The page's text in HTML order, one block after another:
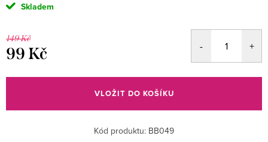
Skladem
149 Kč
99 Kč
cena:
VLOŽIT DO KOŠÍKU
Kód produktu: BB049